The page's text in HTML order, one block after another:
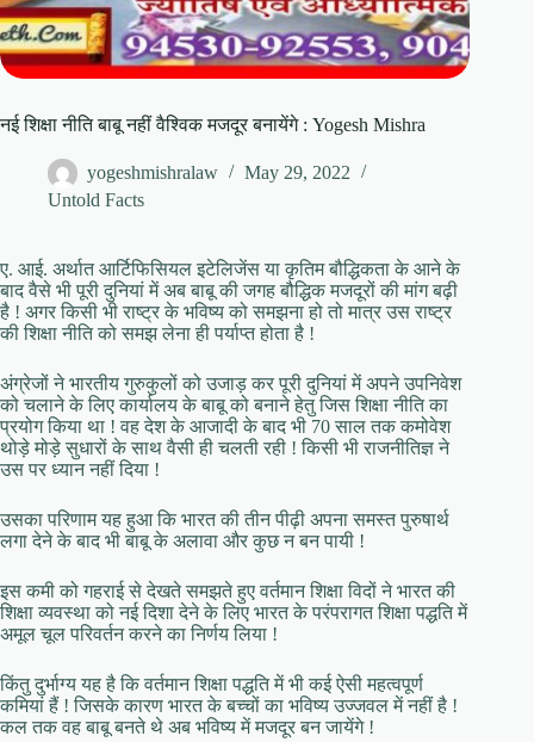
नई शिक्षा नीति बाबू नहीं वैश्विक मजदूर बनायेंगे : Yogesh Mishra
yogeshmishralaw
May 29, 2022
Untold Facts
ए. आई. अर्थात आर्टिफिसियल इटेलिजेंस या कृतिम बौद्धिकता के आने के
बाद वैसे भी पूरी दुनियां में अब बाबू की जगह बौद्धिक मजदूरों की मांग बढ़ी
है ! अगर किसी भी राष्ट्र के भविष्य को समझना हो तो मात्र उस राष्ट्र
की शिक्षा नीति को समझ लेना ही पर्याप्त होता है !
अंग्रेजों ने भारतीय गुरुकुलों को उजाड़ कर पूरी दुनियां में अपने उपनिवेश
को चलाने के लिए कार्यालय के बाबू को बनाने हेतु जिस शिक्षा नीति का
प्रयोग किया था ! वह देश के आजादी के बाद भी 70 साल तक कमोवेश
थोड़े मोड़े सुधारों के साथ वैसी ही चलती रही ! किसी भी राजनीतिज्ञ ने
उस पर ध्यान नहीं दिया !
उसका परिणाम यह हुआ कि भारत की तीन पीढ़ी अपना समस्त पुरुषार्थ
लगा देने के बाद भी बाबू के अलावा और कुछ न बन पायी !
इस कमी को गहराई से देखते समझते हुए वर्तमान शिक्षा विदों ने भारत की
शिक्षा व्यवस्था को नई दिशा देने के लिए भारत के परंपरागत शिक्षा पद्धति में
अमूल चूल परिवर्तन करने का निर्णय लिया !
किंतु दुर्भाग्य यह है कि वर्तमान शिक्षा पद्धति में भी कई ऐसी महत्वपूर्ण
कमियां हैं ! जिसके कारण भारत के बच्चों का भविष्य उज्जवल में नहीं है !
कल तक वह बाबू बनते थे अब भविष्य में मजदूर बन जायेंगे !